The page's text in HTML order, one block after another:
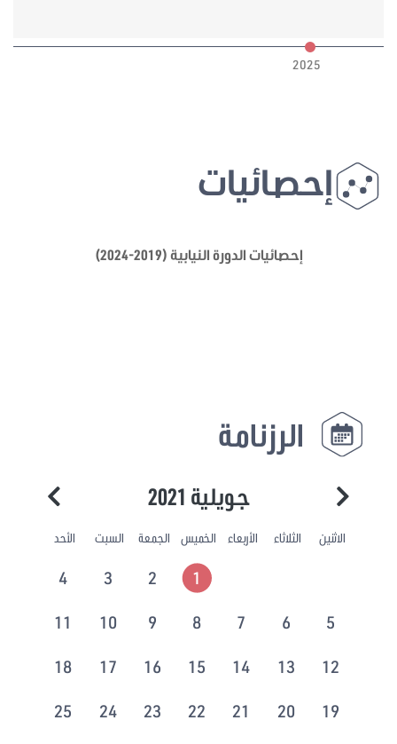
2025
إحصائيات
إحصائيات الدورة النيابية (2019-2024)
الرزنامة
جويلية 2021
الاثنين الثلاثاء الأربعاء الخميس الجمعة السبت الأحد
1
2
3
4
5
6
7
8
9
10
11
12
13
14
15
16
17
18
19
20
21
22
23
24
25